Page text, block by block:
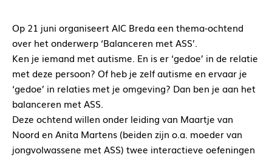
Op 21 juni organiseert AIC Breda een thema-ochtend
over het onderwerp ‘Balanceren met ASS’.
Ken je iemand met autisme. En is er ‘gedoe’ in de relatie
met deze persoon? Of heb je zelf autisme en ervaar je
‘gedoe’ in relaties met je omgeving? Dan ben je aan het
balanceren met ASS.
Deze ochtend willen onder leiding van Maartje van
Noord en Anita Martens (beiden zijn o.a. moeder van
jongvolwassene met ASS) twee interactieve oefeningen